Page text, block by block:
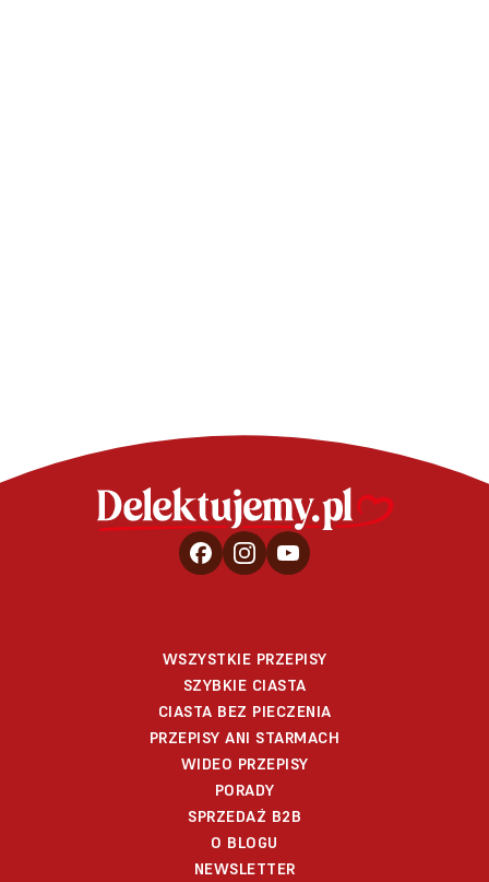
WSZYSTKIE PRZEPISY
SZYBKIE CIASTA
CIASTA BEZ PIECZENIA
PRZEPISY ANI STARMACH
WIDEO PRZEPISY
PORADY
SPRZEDAŻ B2B
O BLOGU
NEWSLETTER